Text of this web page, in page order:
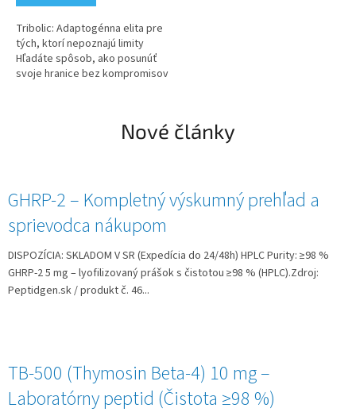
hviezdičiek.
Tribolic: Adaptogénna elita pre
tých, ktorí nepoznajú limity
Hľadáte spôsob, ako posunúť
svoje hranice bez kompromisov
Nové články
GHRP-2 – Kompletný výskumný prehľad a
sprievodca nákupom
DISPOZÍCIA: SKLADOM V SR (Expedícia do 24/48h) HPLC Purity: ≥98 %
GHRP‑2 5 mg – lyofilizovaný prášok s čistotou ≥98 % (HPLC).Zdroj:
Peptidgen.sk / produkt č. 46...
TB-500 (Thymosin Beta-4) 10 mg –
Laboratórny peptid (Čistota ≥98 %)